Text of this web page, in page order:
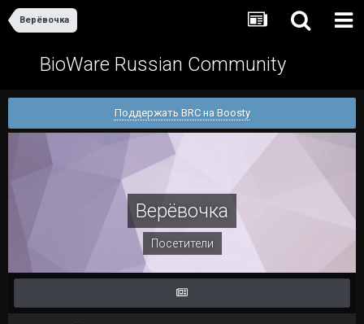
Верёвочка
BioWare Russian Community
Поддержать BRC на Boosty
Верёвочка
Посетители